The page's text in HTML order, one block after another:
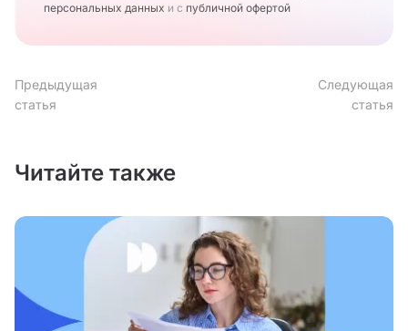
персональных данных и с публичной офертой
Предыдущая
статья
Следующая
статья
Читайте также